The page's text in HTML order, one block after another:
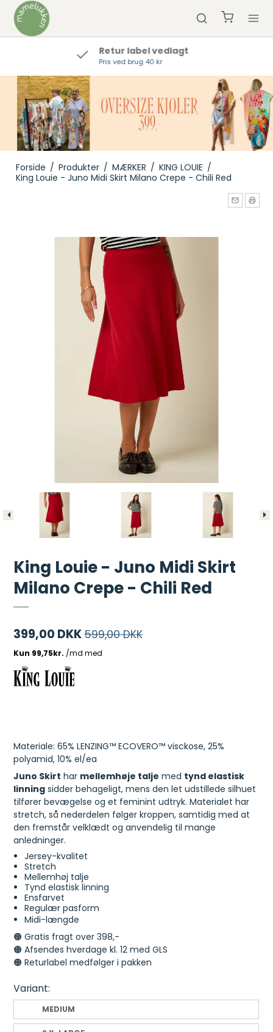
Hurtig Levering
Bestil inden kl 12 og vi sender samme dag
Forside / Produkter / MÆRKER / KING LOUIE /
King Louie - Juno Midi Skirt Milano Crepe - Chili Red
King Louie - Juno Midi Skirt
Milano Crepe - Chili Red
399,00 DKK599,00 DKK
Materiale: 65% LENZING™ ECOVERO™ visckose, 25%
polyamid, 10% el/ea
Juno Skirt har mellemhøje talje med tynd elastisk
linning sidder behageligt, mens den let udstillede silhuet
tilfører bevægelse og et feminint udtryk. Materialet har
stretch, så nederdelen følger kroppen, samtidig med at
den fremstår velklædt og anvendelig til mange
anledninger.
Jersey-kvalitet
Stretch
Mellemhøj talje
Tynd elastisk linning
Ensfarvet
Regulær pasform
Midi-længde
🟠 Gratis fragt over 398,-
🟠 Afsendes hverdage kl. 12 med GLS
🟠 Returlabel medfølger i pakken
Variant:
MEDIUM